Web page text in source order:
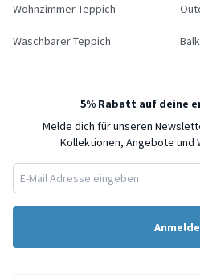
Wohnzimmer Teppich
Waschbarer Teppich
5% Rabatt auf deine
Melde dich für unseren
Kollektionen, Angebote und